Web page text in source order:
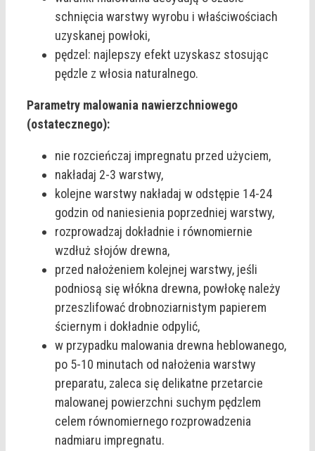
schnięcia warstwy wyrobu i właściwościach
uzyskanej powłoki,
pędzel: najlepszy efekt uzyskasz stosując
pędzle z włosia naturalnego.
Parametry malowania nawierzchniowego
(ostatecznego):
nie rozcieńczaj impregnatu przed użyciem,
nakładaj 2-3 warstwy,
kolejne warstwy nakładaj w odstępie 14-24
godzin od naniesienia poprzedniej warstwy,
rozprowadzaj dokładnie i równomiernie
wzdłuż słojów drewna,
przed nałożeniem kolejnej warstwy, jeśli
podniosą się włókna drewna, powłokę należy
przeszlifować drobnoziarnistym papierem
ściernym i dokładnie odpylić,
w przypadku malowania drewna heblowanego,
po 5-10 minutach od nałożenia warstwy
preparatu, zaleca się delikatne przetarcie
malowanej powierzchni suchym pędzlem
celem równomiernego rozprowadzenia
nadmiaru impregnatu.